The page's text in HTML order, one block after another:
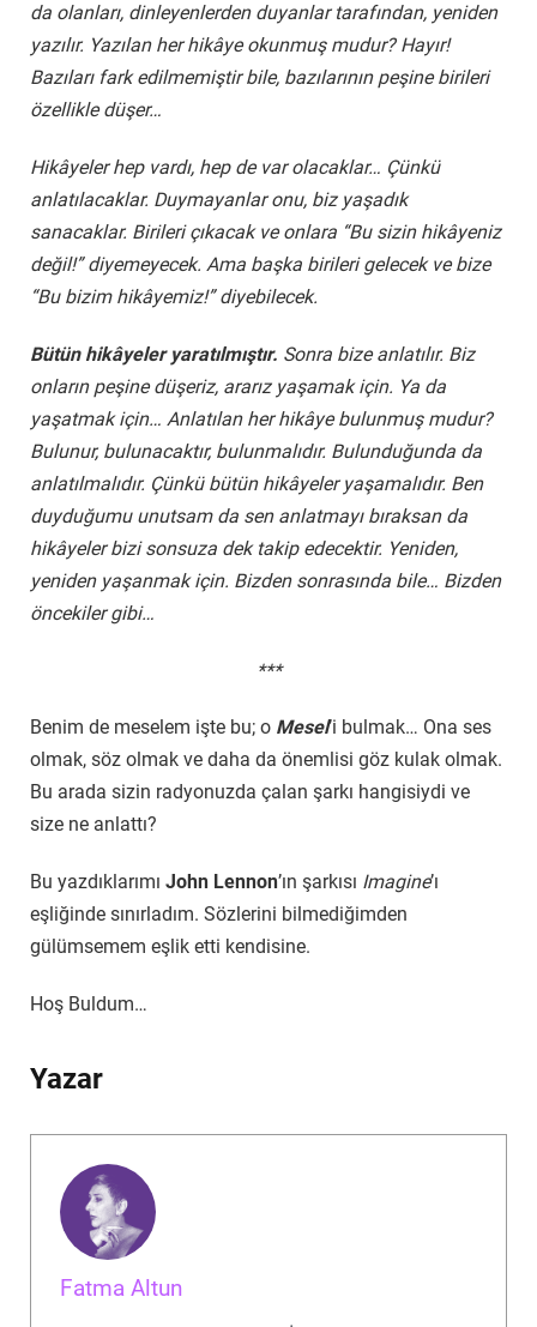
da olanları, dinleyenlerden duyanlar tarafından, yeniden
yazılır. Yazılan her hikâye okunmuş mudur? Hayır!
Bazıları fark edilmemiştir bile, bazılarının peşine birileri
özellikle düşer…
Hikâyeler hep vardı, hep de var olacaklar… Çünkü
anlatılacaklar. Duymayanlar onu, biz yaşadık
sanacaklar. Birileri çıkacak ve onlara “Bu sizin hikâyeniz
değil!” diyemeyecek. Ama başka birileri gelecek ve bize
“Bu bizim hikâyemiz!” diyebilecek.
Bütün hikâyeler yaratılmıştır. Sonra bize anlatılır. Biz
onların peşine düşeriz, ararız yaşamak için. Ya da
yaşatmak için… Anlatılan her hikâye bulunmuş mudur?
Bulunur, bulunacaktır, bulunmalıdır. Bulunduğunda da
anlatılmalıdır. Çünkü bütün hikâyeler yaşamalıdır. Ben
duyduğumu unutsam da sen anlatmayı bıraksan da
hikâyeler bizi sonsuza dek takip edecektir. Yeniden,
yeniden yaşanmak için. Bizden sonrasında bile… Bizden
öncekiler gibi…
***
Benim de meselem işte bu; o Mesel’i bulmak… Ona ses
olmak, söz olmak ve daha da önemlisi göz kulak olmak.
Bu arada sizin radyonuzda çalan şarkı hangisiydi ve
size ne anlattı?
Bu yazdıklarımı John Lennon’ın şarkısı Imagine’ı
eşliğinde sınırladım. Sözlerini bilmediğimden
gülümsemem eşlik etti kendisine.
Hoş Buldum…
Yazar
Fatma Altun